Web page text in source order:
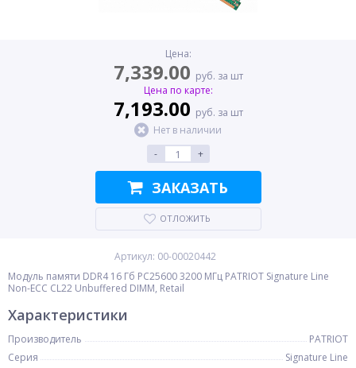
Цена:
7,339.00 руб. за шт
Цена по карте:
7,193.00 руб. за шт
Нет в наличии
-
+
ЗАКАЗАТЬ
ОТЛОЖИТЬ
Артикул: 00-00020442
Модуль памяти DDR4 16 Гб PC25600 3200 МГц PATRIOT Signature Line
Non-ECC CL22 Unbuffered DIMM, Retail
Характеристики
Производитель
PATRIOT
Серия
Signature Line